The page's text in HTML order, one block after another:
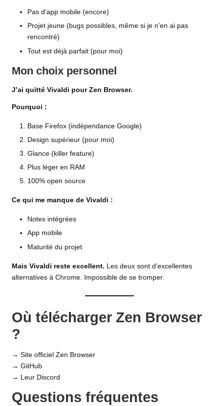
Pas d’app mobile (encore)
Projet jeune (bugs possibles, même si je n’en ai pas
rencontré)
Tout est déjà parfait (pour moi)
Mon choix personnel
J’ai quitté Vivaldi pour Zen Browser.
Pourquoi :
Base Firefox (indépendance Google)
Design supérieur (pour moi)
Glance (killer feature)
Plus léger en RAM
100% open source
Ce qui me manque de Vivaldi :
Notes intégrées
App mobile
Maturité du projet
Mais Vivaldi reste excellent. Les deux sont d’excellentes
alternatives à Chrome. Impossible de se tromper.
Où télécharger Zen Browser
?
→ Site officiel Zen Browser
→ GitHub
→ Leur Discord
Questions fréquentes